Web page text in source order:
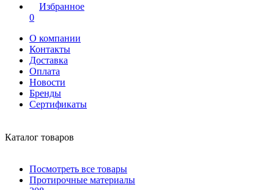
Избранное
0
О компании
Контакты
Доставка
Оплата
Новости
Бренды
Сертификаты
Каталог товаров
Посмотреть все товары
Протирочные материалы